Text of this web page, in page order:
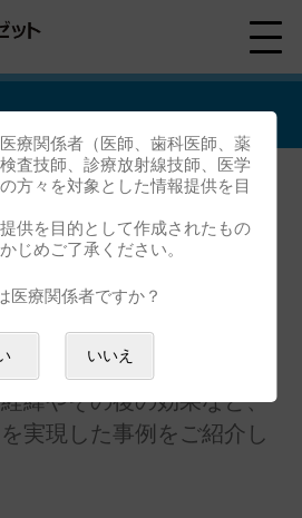
クラウドサービス
事例
ただいたユーザー様にお
緯やその後の効果など、
実現した事例をご紹介し
療関係者（医師、歯科医師、薬
査技師、診療放射線技師、医学
方々を対象とした情報提供を目
供を目的として作成されたもの
じめご了承ください。
医療関係者ですか？
いいえ